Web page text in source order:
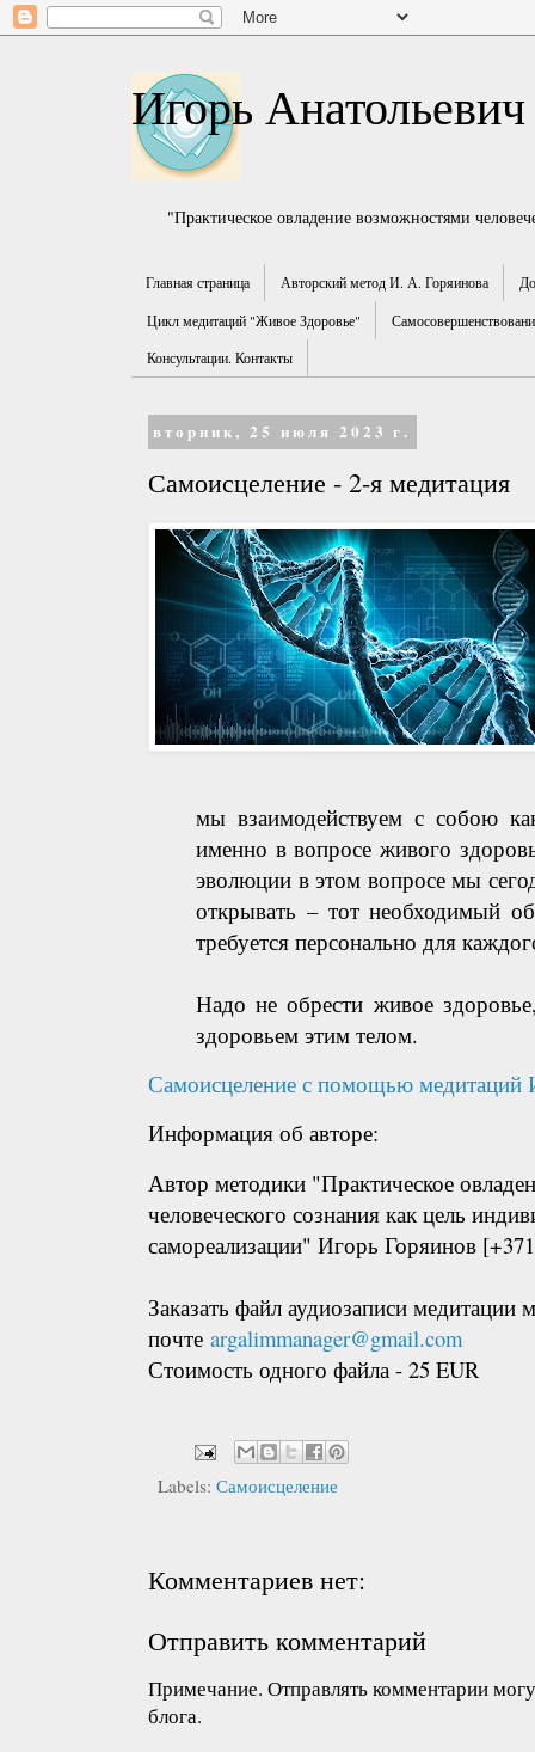
Игорь
"Практическое овладение возможностями
Главная страница Авторский метод И. А. Горяинова
Цикл медитаций "Живое Здоровье"
Консультации. Контакты
вторник, 25 июля 2023 г.
Самоисцеление - 2-я медитация
мы взаимодействуем с собою
именно в вопросе живого
эволюции в этом вопросе мы
открывать – тот необходимый
требуется персонально для
Надо не обрести живое
здоровьем этим телом.
Самоисцеление с помощью медитаций
Информация об авторе:
Автор методики "Практическое
человеческого сознания как цель
самореализации" Игорь Горяинов
Заказать файл аудиозаписи
почте argalimmanager@gmail.com
Стоимость одного файла - 25 EUR
Labels: Самоисцеление
Комментариев нет:
Отправить комментарий
Примечание. Отправлять комментарии
блога.